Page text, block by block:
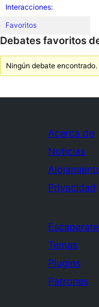
Interacciones:
Favoritos
Debates favoritos
Ningún debate
Acerca de
Noticias
Privacidad
Escaparate
Temas
Plugins
Patrones